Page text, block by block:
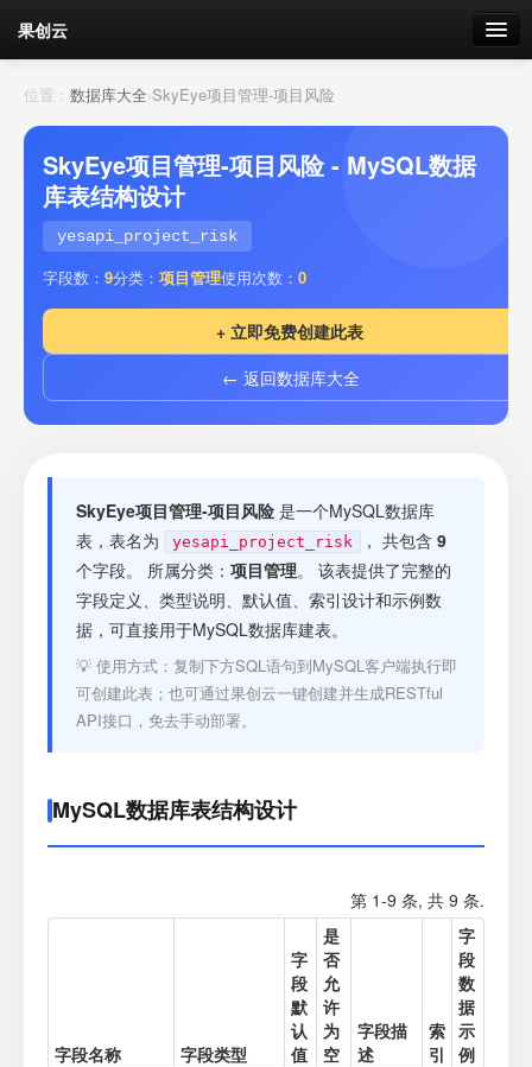
果创云
数据表单
API接口
云存储
流量 剩余接口流量
套餐
接口测试
位置： 数据库大全›SkyEye项目管理-项目风险
SkyEye项目管理-项目风险 - MySQL数据
库表结构设计
yesapi_project_risk
字段数： 9分类： 项目管理使用次数： 0
+ 立即免费创建此表
← 返回数据库大全
SkyEye项目管理-项目风险 是一个MySQL数据库
表，表名为
yesapi_project_risk ， 共包含 9
个字段。 所属分类： 项目管理。 该表提供了完整的
字段定义、类型说明、默认值、索引设计和示例数
据，可直接用于MySQL数据库建表。
💡 使用方式：复制下方SQL语句到MySQL客户端执行即
可创建此表；也可通过果创云一键创建并生成RESTful
API接口，免去手动部署。
MySQL数据库表结构设计
第 1-9 条, 共 9 条.
字段名称 字段类型
字
段
默
认
值
是
否
允
许
为
空
字段描
述
索
引
字
段
数
据
示
例